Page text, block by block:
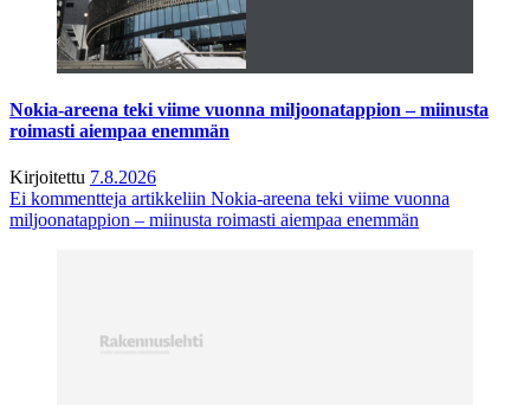
Nokia-areena teki viime vuonna miljoonatappion – miinusta
roimasti aiempaa enemmän
Kirjoitettu 7.8.2026
Ei kommentteja artikkeliin Nokia-areena teki viime vuonna
miljoonatappion – miinusta roimasti aiempaa enemmän